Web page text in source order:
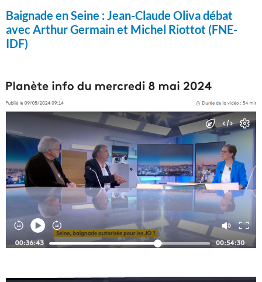
Baignade en Seine :Jean-Claude Oliva débat
avec Arthur Germain et Michel Riottot (FNE-
IDF)